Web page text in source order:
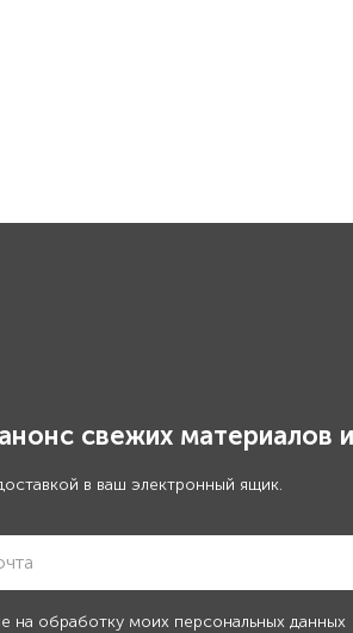
свежих материалов
в ваш электронный ящик.
на обработку моих персональных данных